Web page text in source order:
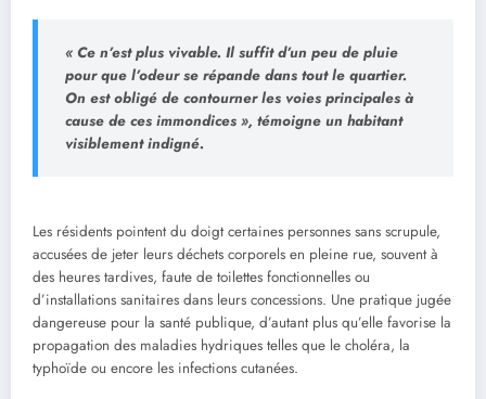
« Ce n’est plus vivable. Il suffit d’un peu de pluie
pour que l’odeur se répande dans tout le quartier.
On est obligé de contourner les voies principales à
cause de ces immondices », témoigne un habitant
visiblement indigné.
Les résidents pointent du doigt certaines personnes sans scrupule,
accusées de jeter leurs déchets corporels en pleine rue, souvent à
des heures tardives, faute de toilettes fonctionnelles ou
d’installations sanitaires dans leurs concessions. Une pratique jugée
dangereuse pour la santé publique, d’autant plus qu’elle favorise la
propagation des maladies hydriques telles que le choléra, la
typhoïde ou encore les infections cutanées.